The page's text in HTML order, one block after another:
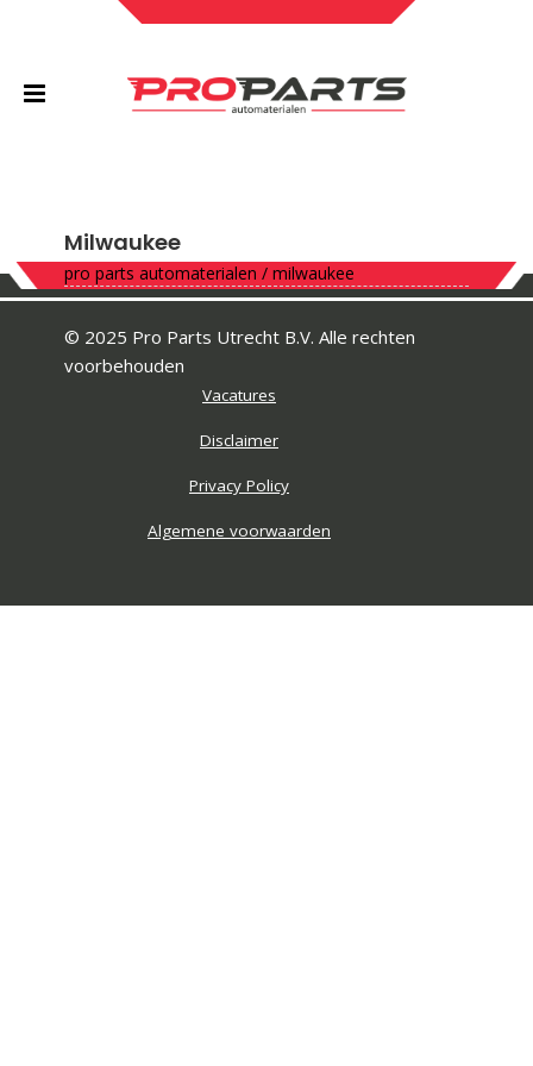
Milwaukee
pro parts automaterialen / milwaukee
© 2025 Pro Parts Utrecht B.V. Alle rechten
voorbehouden
Vacatures
Disclaimer
Privacy Policy
Algemene voorwaarden